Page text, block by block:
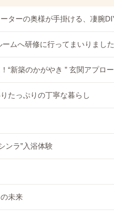
ターの奥様が手掛ける、凄腕
ムへ研修に行ってまいりました
“新築のかがやき ” 玄関アプロ
たっぷりの丁寧な暮らし
ンラ”入浴体験
未来